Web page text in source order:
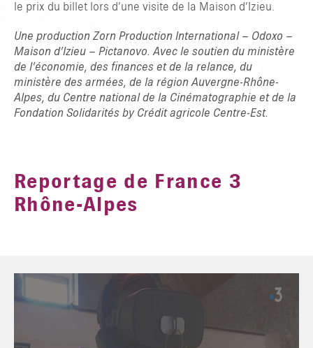
le prix du billet lors d’une visite de la Maison d’Izieu.
Une production Zorn Production International – Odoxo –
Maison d’Izieu – Pictanovo. Avec le soutien du ministère
de l’économie, des finances et de la relance, du
ministère des armées, de la région Auvergne-Rhône-
Alpes, du Centre national de la Cinématographie et de la
Fondation Solidarités by Crédit agricole Centre-Est.
Reportage de France 3
Rhône-Alpes